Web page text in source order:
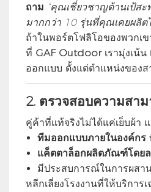
ถาม “คุณเชี่ยวชาญด้านเป้ส
มากกว่า 10 รุ่นที่คุณเคยผลิต
ถ้าในพอร์ตโฟลิโอของพวกเ
ที่ GAF Outdoorเรามุ่งเน้น
ออกแบบ ตั้งแต่ตำแหน่งของ
2. ตรวจสอบความสา
คู่ค้าที่แท้จริงไม่ได้แค่เย็บผ้า
ทีมออกแบบภายในองค์กร
แค็ตตาล็อกผลิตภัณฑ์โดยล
มีประสบการณ์ในการผส
หลีกเลี่ยงโรงงานที่ให้บริกา